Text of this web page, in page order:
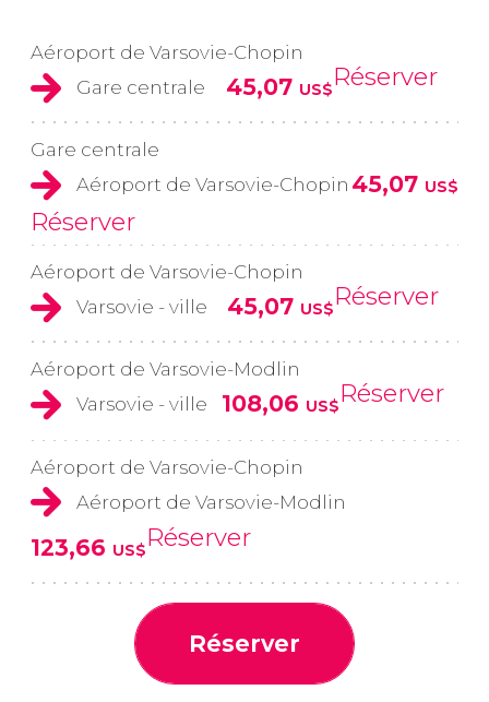
Aéroport de Varsovie-Chopin
Gare centrale
45,07 US$Réserver
Gare centrale
Aéroport de Varsovie-Chopin 45,07 US$
Réserver
Aéroport de Varsovie-Chopin
Varsovie - ville
45,07 US$Réserver
Aéroport de Varsovie-Modlin
Varsovie - ville
108,06 US$Réserver
Aéroport de Varsovie-Chopin
Aéroport de Varsovie-Modlin
123,66 US$Réserver
Réserver